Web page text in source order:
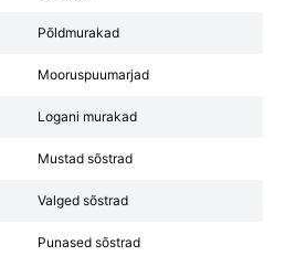
Põldmurakad
Mooruspuumarjad
Logani murakad
Mustad sõstrad
Valged sõstrad
Punased sõstrad